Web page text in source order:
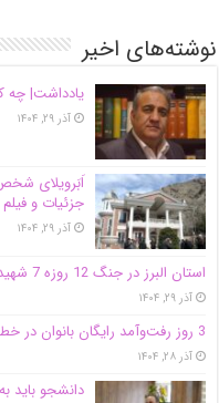
نوشته‌های اخیر
یادداشت| ‌چه
آذر ۲۹, ۱۴۰۴
اَبَر‌ویلای
جزئیات و فیلم
آذر ۲۹, ۱۴۰۴
استان البرز در جنگ 12 روزه 7 شهید دانشجو تقدیم انقلاب کرد
آذر ۲۹, ۱۴۰۴
3 روز رفت‌وآمد رایگان بانوان در خطوط اتوبوسرانی شهری کرج
آذر ۲۸, ۱۴۰۴
دانشجو باید